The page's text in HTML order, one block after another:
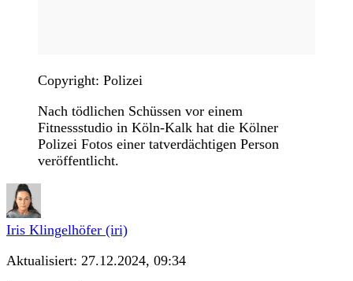
Copyright: Polizei
Nach tödlichen Schüssen vor einem
Fitnessstudio in Köln-Kalk hat die Kölner
Polizei Fotos einer tatverdächtigen Person
veröffentlicht.
Iris Klingelhöfer (iri)
Aktualisiert: 27.12.2024, 09:34